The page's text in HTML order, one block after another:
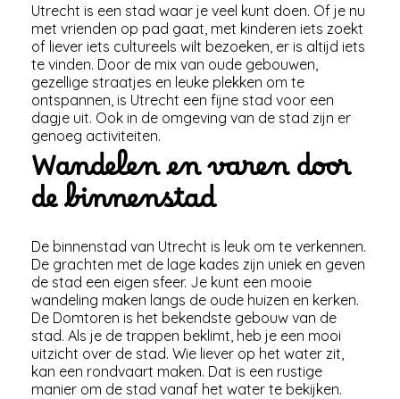
Utrecht is een stad waar je veel kunt doen. Of je nu
met vrienden op pad gaat, met kinderen iets zoekt
of liever iets cultureels wilt bezoeken, er is altijd iets
te vinden. Door de mix van oude gebouwen,
gezellige straatjes en leuke plekken om te
ontspannen, is Utrecht een fijne stad voor een
dagje uit. Ook in de omgeving van de stad zijn er
genoeg activiteiten.
Wandelen en varen door
de binnenstad
De binnenstad van Utrecht is leuk om te verkennen.
De grachten met de lage kades zijn uniek en geven
de stad een eigen sfeer. Je kunt een mooie
wandeling maken langs de oude huizen en kerken.
De Domtoren is het bekendste gebouw van de
stad. Als je de trappen beklimt, heb je een mooi
uitzicht over de stad. Wie liever op het water zit,
kan een rondvaart maken. Dat is een rustige
manier om de stad vanaf het water te bekijken.